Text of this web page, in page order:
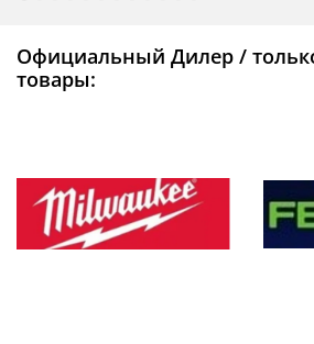
Официальный Дилер /
товары: